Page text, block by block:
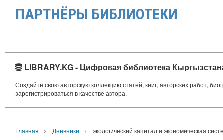
ПАРТНЁРЫ БИБЛИОТЕКИ
LIBRARY.KG - Цифровая библиотека
Создайте свою авторскую коллекцию статей, книг, авторских работ,
зарегистрироваться в качестве автора.
Главная › Дневники › экологический капитал и экономическая